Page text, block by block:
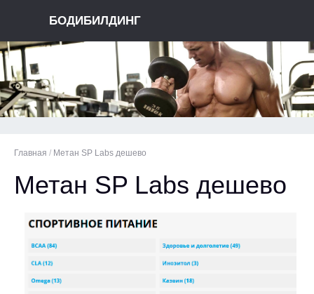
БОДИБИЛДИНГ
Главная / Метан SP Labs дешево
Метан SP Labs дешево